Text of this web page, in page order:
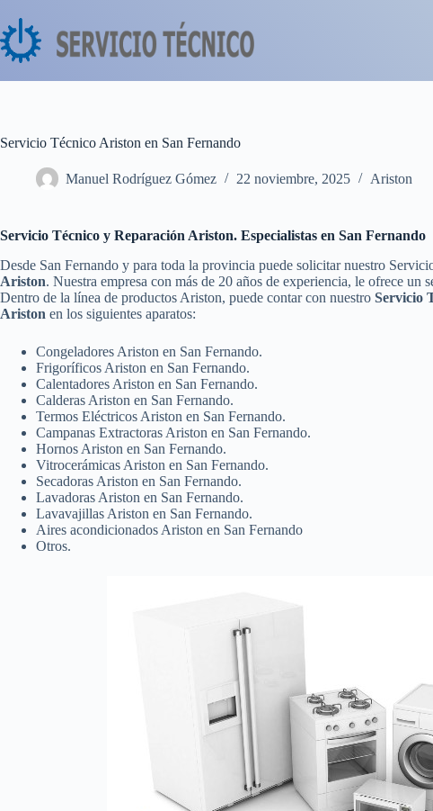
al
contenido
Servicio Técnico Ariston en San Fernando
Manuel Rodríguez Gómez 22 noviembre, 2025 Ariston
Servicio Técnico y Reparación Ariston. Especialistas en San Fernando
Desde San Fernando y para toda la provincia puede solicitar nuestro
Ariston. Nuestra empresa con más de 20 años de experiencia, le ofrece
Dentro de la línea de productos Ariston, puede contar con nuestro Servicio
Ariston en los siguientes aparatos:
Congeladores Ariston en San Fernando.
Frigoríficos Ariston en San Fernando.
Calentadores Ariston en San Fernando.
Calderas Ariston en San Fernando.
Termos Eléctricos Ariston en San Fernando.
Campanas Extractoras Ariston en San Fernando.
Hornos Ariston en San Fernando.
Vitrocerámicas Ariston en San Fernando.
Secadoras Ariston en San Fernando.
Lavadoras Ariston en San Fernando.
Lavavajillas Ariston en San Fernando.
Aires acondicionados Ariston en San Fernando
Otros.